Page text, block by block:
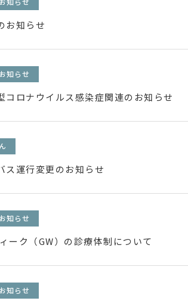
お知らせ
知らせ
ロナウイルス感染症関連のお知らせ
運行変更のお知らせ
知らせ
ーク（GW）の診療体制について
知らせ